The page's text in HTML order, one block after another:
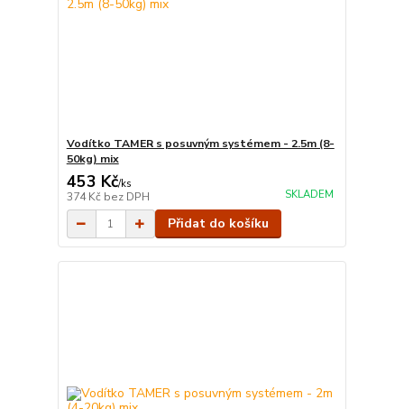
Vodítko TAMER s posuvným systémem - 2.5m (8-
50kg) mix
453 Kč/ks
374 Kč bez DPH SKLADEM
Přidat do košíku